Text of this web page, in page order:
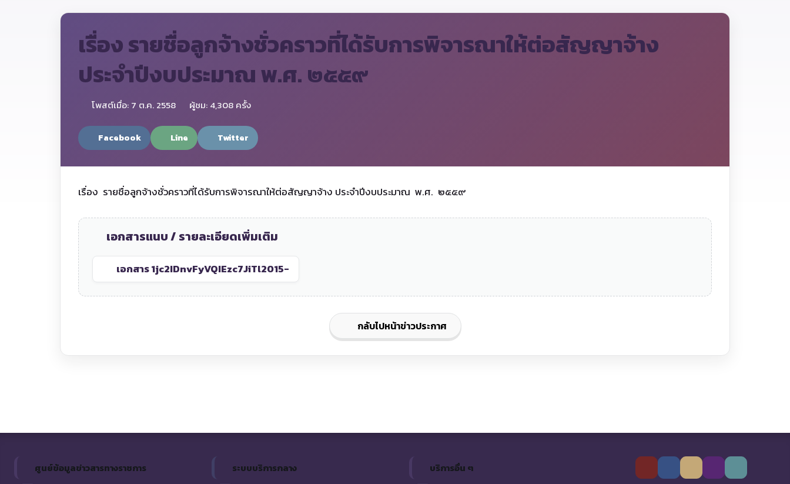
เรื่อง รายชื่อลูกจ้างชั่วคราวที่ได้รับการพิจารณาให้ต่อสัญญาจ้าง
ประจำปีงบประมาณ พ.ศ. ๒๕๕๙
โพสต์เมื่อ: 7 ต.ค. 2558 ผู้ชม: 4,308 ครั้ง
Facebook Line Twitter
เรื่อง รายชื่อลูกจ้างชั่วคราวที่ได้รับการพิจารณาให้ต่อสัญญาจ้าง ประจำปีงบประมาณ พ.ศ. ๒๕๕๙
เอกสารแนบ / รายละเอียดเพิ่มเติม
เอกสาร 1jc2IDnvFyVQIEzc7JiTl2015-
กลับไปหน้าข่าวประกาศ
ศูนย์ข้อมูลข่าวสารทางราชการ ระบบบริการกลาง บริการอื่น ๆ